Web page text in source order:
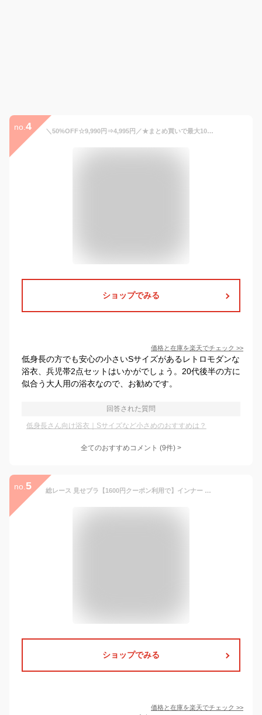
no. 4 ＼50%OFF☆9,990円⇒4,995円／★まとめ買いで最大10%OFF！☆6/28~7/12 9:59浴衣 セット レディース 浴衣セット 兵児帯 2025 大人 2点セット レトロ モダン 白 黄色 青 緑 水色 紫 橙 葡萄唐草 クレマチス 百合 ミモザ 小梅 花柄 帯 夏 可愛い おしゃれ 送料無料
ショップでみる
価格と在庫を楽天でチェック >>
低身長の方でも安心の小さいSサイズがあるレトロモダンな
浴衣、兵児帯2点セットはいかがでしょう。20代後半の方に
似合う大人用の浴衣なので、お勧めです。
回答された質問
低身長さん向け浴衣｜Sサイズなど小さめのおすすめは？
全てのおすすめコメント (9件) >
no. 5 総レース 見せブラ【1600円クーポン利用で】インナー ブラトップ 黒 ブラ おしゃれ 背中あき 背中見せ ブラ 見せるインナー 見せキャミ パット入り インナーブラ レディース レース 下着 カップ付き キャミソール パット付き 日用品 雑貨 服 [170216]
ショップでみる
価格と在庫を楽天でチェック >>